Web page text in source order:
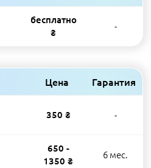
бесплатно
₴
-
Цена Гарантия
350 ₴ -
650 -
1350 ₴
6 мес.